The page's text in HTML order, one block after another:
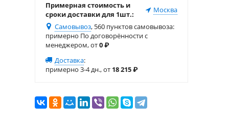
Примерная стоимость и
сроки доставки для 1шт.:
Москва
Самовывоз, 560 пунктов самовывоза:
примерно По договорённости с
менеджером, от0₽
Доставка:
примерно 3-4 дн., от 18 215₽